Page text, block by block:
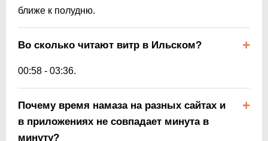
ближе к полудню.
Во сколько читают витр в Ильском?
00:58 - 03:36.
Почему время намаза на разных сайтах и
в приложениях не совпадает минута в
минуту?